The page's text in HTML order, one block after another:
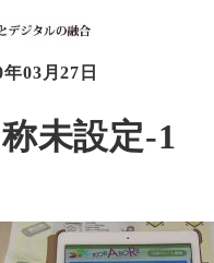
年03月27日
未設定-1